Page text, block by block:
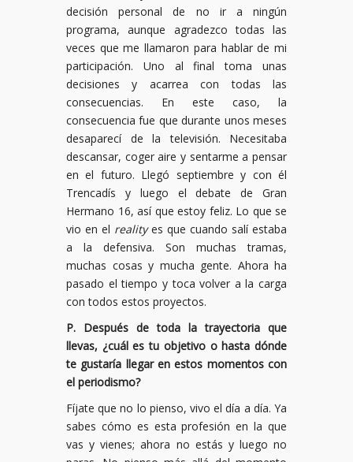
decisión personal de no ir a ningún
programa, aunque agradezco todas las
veces que me llamaron para hablar de mi
participación. Uno al final toma unas
decisiones y acarrea con todas las
consecuencias. En este caso, la
consecuencia fue que durante unos meses
desaparecí de la televisión. Necesitaba
descansar, coger aire y sentarme a pensar
en el futuro. Llegó septiembre y con él
Trencadís y luego el debate de Gran
Hermano 16, así que estoy feliz. Lo que se
vio en el realityes que cuando salí estaba
a la defensiva. Son muchas tramas,
muchas cosas y mucha gente. Ahora ha
pasado el tiempo y toca volver a la carga
con todos estos proyectos.
P. Después de toda la trayectoria que
llevas, ¿cuál es tu objetivo o hasta dónde
te gustaría llegar en estos momentos con
el periodismo?
Fíjate que no lo pienso, vivo el día a día. Ya
sabes cómo es esta profesión en la que
vas y vienes; ahora no estás y luego no